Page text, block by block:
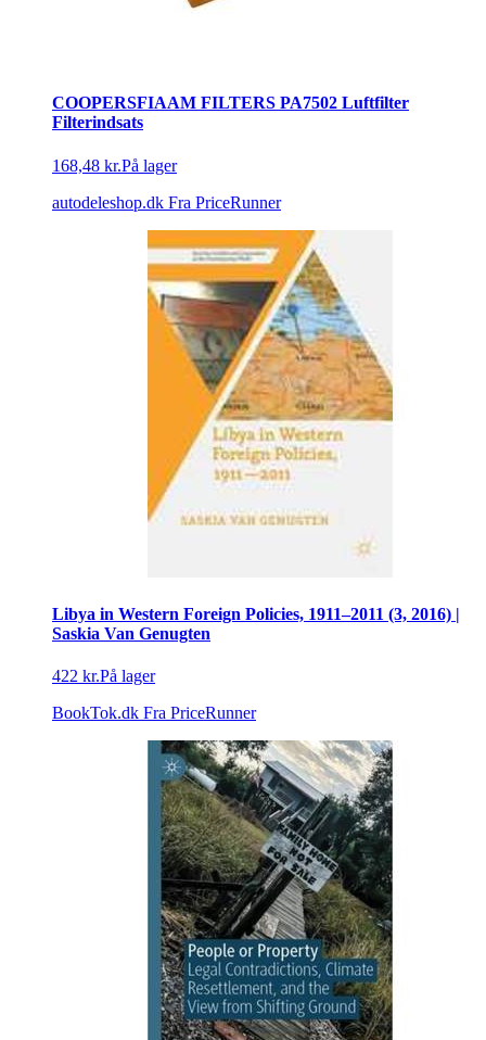
COOPERSFIAAM FILTERS PA7502 Luftfilter
Filterindsats
168,48 kr.På lager
autodeleshop.dk Fra PriceRunner
Libya in Western Foreign Policies, 1911–2011 (3, 2016) |
Saskia Van Genugten
422 kr.På lager
BookTok.dk Fra PriceRunner